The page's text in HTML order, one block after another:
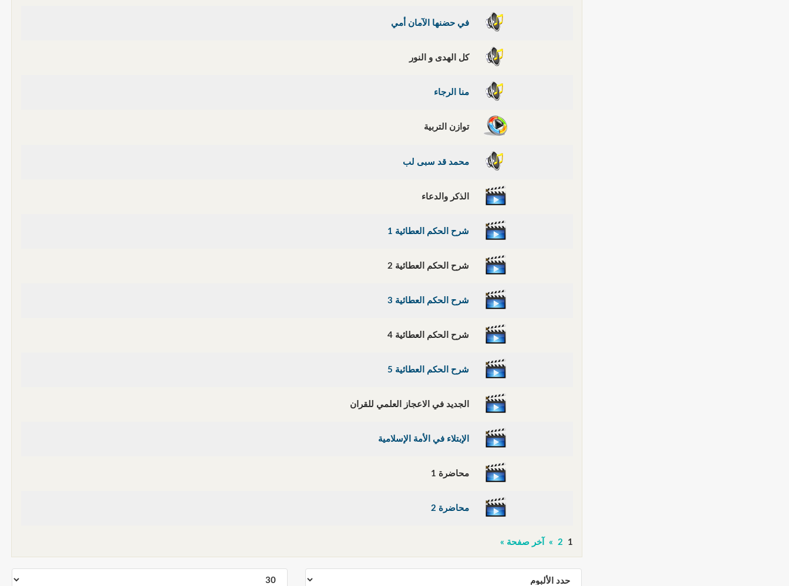
في حضنها الآمان أمي
كل الهدى و النور
منا الرجاء
توازن التربية
محمد قد سبى لب
الذكر والدعاء
شرح الحكم العطائية 1
شرح الحكم العطائية 2
شرح الحكم العطائية 3
شرح الحكم العطائية 4
شرح الحكم العطائية 5
الجديد في الاعجاز العلمي للقران
الإبتلاء في الأمة الإسلامية
محاضرة 1
محاضرة 2
1
2
» آخر صفحة »